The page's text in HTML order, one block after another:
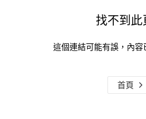
找不到此
這個連結可能有誤，內容
首頁